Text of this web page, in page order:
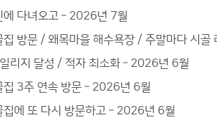
에 다녀오고 – 2026년 7월
집 방문 / 왜목마을 해수욕장 / 주말마다 시
리지 달성 / 적자 최소화 – 2026년 6월
집 3주 연속 방문 – 2026년 6월
집에 또 다시 방문하고 – 2026년 6월